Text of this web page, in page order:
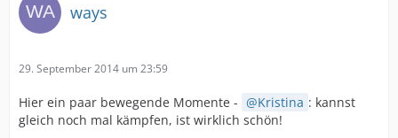
ways
29. September 2014 um 23:59
Hier ein paar bewegende Momente - Kristina : kannst
gleich noch mal kämpfen, ist wirklich schön!